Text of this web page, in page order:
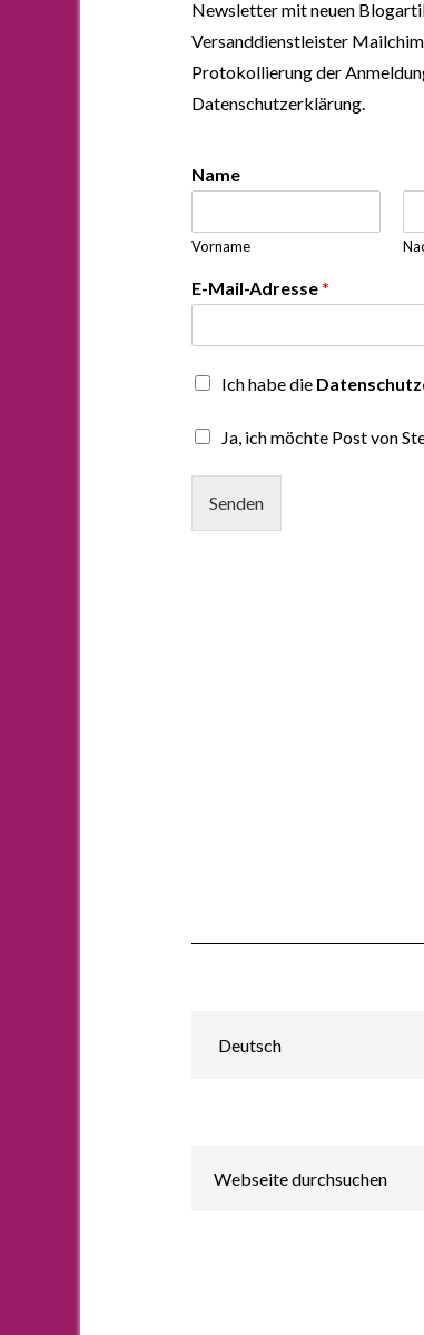
Newsletter mit neuen
Versanddienstleister
Protokollierung der
Datenschutzerklärung.
Name
Vorname
E-Mail-Adresse*
Ich habe die
Ja, ich möchte Post von
Senden
auswählen